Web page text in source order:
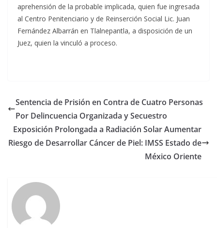
aprehensión de la probable implicada, quien fue ingresada
al Centro Penitenciario y de Reinserción Social Lic. Juan
Fernández Albarrán en Tlalnepantla, a disposición de un
Juez, quien la vinculó a proceso.
Sentencia de Prisión en Contra de Cuatro Personas
Por Delincuencia Organizada y Secuestro
Exposición Prolongada a Radiación Solar Aumentar
Riesgo de Desarrollar Cáncer de Piel: IMSS Estado de
México Oriente